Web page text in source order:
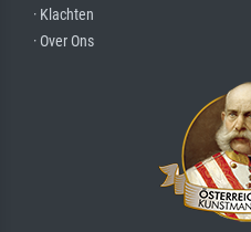
· Klachten
· Over Ons